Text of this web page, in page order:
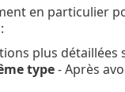
en particulier
plus
type- Après